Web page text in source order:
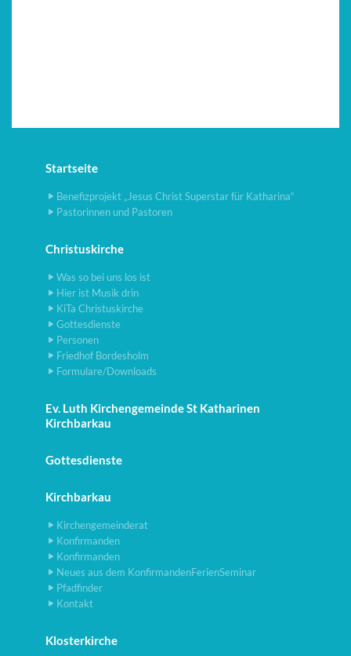
Startseite
Benefizprojekt „Jesus Christ Superstar für Katharina“
Pastorinnen und Pastoren
Christuskirche
Was so bei uns los ist
Hier ist Musik drin
KiTa Christuskirche
Gottesdienste
Personen
Friedhof Bordesholm
Formulare/Downloads
Ev. Luth Kirchengemeinde St Katharinen
Kirchbarkau
Gottesdienste
Kirchbarkau
Kirchengemeinderat
Konfirmanden
Konfirmanden
Neues aus dem KonfirmandenFerienSeminar
Pfadfinder
Kontakt
Klosterkirche